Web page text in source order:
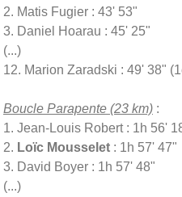
2. Matis Fugier : 43' 53"
3. Daniel Hoarau : 45' 25"
(...)
12. Marion Zaradski : 49' 38"
Boucle Parapente (23 km) :
1. Jean-Louis Robert : 1h 56'
2. Loïc Mousselet : 1h 57' 47"
3. David Boyer : 1h 57' 48"
(...)